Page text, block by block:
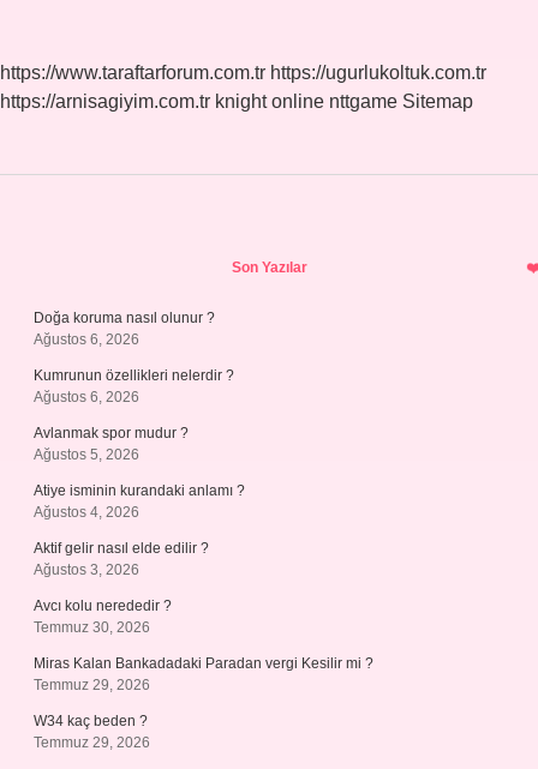
https://www.taraftarforum.com.tr https://ugurlukoltuk.com.tr
https://arnisagiyim.com.tr knight online nttgame Sitemap
Son Yazılar
Doğa koruma nasıl olunur ?
Ağustos 6, 2026
Kumrunun özellikleri nelerdir ?
Ağustos 6, 2026
Avlanmak spor mudur ?
Ağustos 5, 2026
Atiye isminin kurandaki anlamı ?
Ağustos 4, 2026
Aktif gelir nasıl elde edilir ?
Ağustos 3, 2026
Avcı kolu nerededir ?
Temmuz 30, 2026
Miras Kalan Bankadadaki Paradan vergi Kesilir mi ?
Temmuz 29, 2026
W34 kaç beden ?
Temmuz 29, 2026